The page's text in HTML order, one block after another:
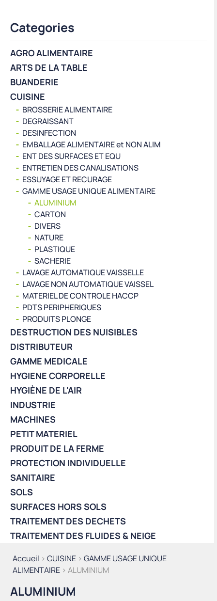
Accueil > CUISINE > GAMME USAGE UNIQUE
ALIMENTAIRE > ALUMINIUM
ALUMINIUM
Categories
AGRO ALIMENTAIRE
ARTS DE LA TABLE
BUANDERIE
CUISINE
BROSSERIE ALIMENTAIRE
DEGRAISSANT
DESINFECTION
EMBALLAGE ALIMENTAIRE et NON ALIM
ENT DES SURFACES ET EQU
ENTRETIEN DES CANALISATIONS
ESSUYAGE ET RECURAGE
GAMME USAGE UNIQUE ALIMENTAIRE
ALUMINIUM
CARTON
DIVERS
NATURE
PLASTIQUE
SACHERIE
LAVAGE AUTOMATIQUE VAISSELLE
LAVAGE NON AUTOMATIQUE VAISSEL
MATERIEL DE CONTROLE HACCP
PDTS PERIPHERIQUES
PRODUITS PLONGE
DESTRUCTION DES NUISIBLES
DISTRIBUTEUR
GAMME MEDICALE
HYGIENE CORPORELLE
HYGIÈNE DE L'AIR
INDUSTRIE
MACHINES
PETIT MATERIEL
PRODUIT DE LA FERME
PROTECTION INDIVIDUELLE
SANITAIRE
SOLS
SURFACES HORS SOLS
TRAITEMENT DES DECHETS
TRAITEMENT DES FLUIDES & NEIGE